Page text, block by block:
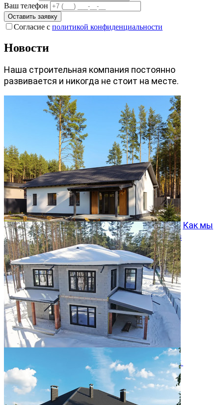
Ваш телефон
Оставить заявку
Согласие с политикой конфиденциальности
Новости
Наша строительная компания постоянно
развивается и никогда не стоит на месте.
Как мы
превращаем типовой проект Хвойный 96 в
особенный дом
05.08.2026
Двухэтажный дом 366м² в КП Заповедник
28.07.2026